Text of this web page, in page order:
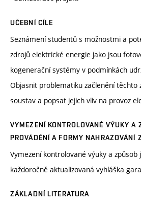
UČEBNÍ CÍLE
Seznámení studentů s možnostmi a
zdrojů elektrické energie jako jsou
kogenerační systémy v podmínkách
Objasnit problematiku začlenění těchto
soustav a popsat jejich vliv na provoz
VYMEZENÍ KONTROLOVANÉ VÝUKY A
PROVÁDĚNÍ A FORMY NAHRAZOVÁNÍ
Vymezení kontrolované výuky a
každoročně aktualizovaná vyhláška
ZÁKLADNÍ LITERATURA